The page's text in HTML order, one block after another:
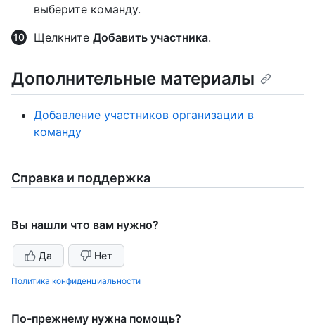
выберите команду.
Щелкните Добавить участника.
Дополнительные материалы
Добавление участников организации в
команду
Справка и поддержка
Вы нашли что вам нужно?
Да Нет
Политика конфиденциальности
По-прежнему нужна помощь?